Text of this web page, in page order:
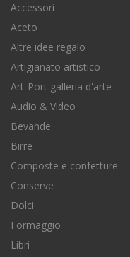
Accessori
Aceto
Altre idee regalo
Artigianato artistico
Art-Port galleria d'arte
Audio & Video
Bevande
Birre
Composte e confetture
Conserve
Dolci
Formaggio
Libri